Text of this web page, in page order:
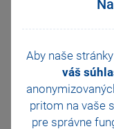
Aby naše
váš
pritom na vaše
pre správne